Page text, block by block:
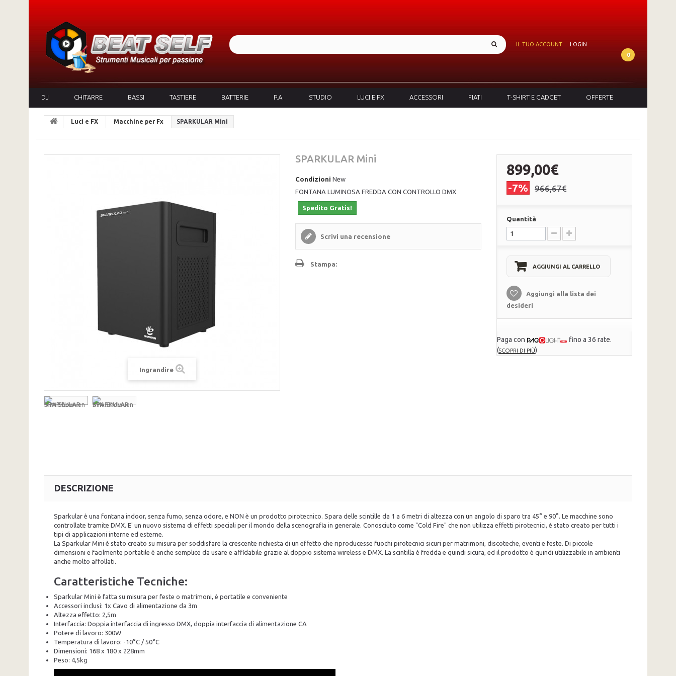
IL TUO ACCOUNT
LOGIN
0
DJ CHITARRE BASSI TASTIERE BATTERIE P.A. STUDIO LUCI E FX ACCESSORI FIATI T-SHIRT E GADGET OFFERTE
Luci e FX Macchine per Fx SPARKULAR Mini
Ingrandire
SPARKULAR Mini
Condizioni New
FONTANA LUMINOSA FREDDA CON CONTROLLO DMX
Spedito Gratis!
Scrivi una recensione
Stampa:
899,00€
-7% 966,67€
Quantità
AGGIUNGI AL CARRELLO
Aggiungi alla lista dei
desideri
Paga con
fino a 36 rate.
(SCOPRI DI PIÙ)
DESCRIZIONE
Sparkular è una fontana indoor, senza fumo, senza odore, e NON è un prodotto pirotecnico. Spara delle scintille da 1 a 6 metri di altezza con un angolo di sparo tra 45° e 90°. Le macchine sono
controllate tramite DMX. E' un nuovo sistema di effetti speciali per il mondo della scenografia in generale. Conosciuto come "Cold Fire" che non utilizza effetti pirotecnici, è stato creato per tutti i
tipi di applicazioni interne ed esterne.
La Sparkular Mini è stato creato su misura per soddisfare la crescente richiesta di un effetto che riproducesse fuochi pirotecnici sicuri per matrimoni, discoteche, eventi e feste. Di piccole
dimensioni e facilmente portatile è anche semplice da usare e affidabile grazie al doppio sistema wireless e DMX. La scintilla è fredda e quindi sicura, ed il prodotto è quindi utilizzabile in ambienti
anche molto affollati.
Caratteristiche Tecniche:
Sparkular Mini è fatta su misura per feste o matrimoni, è portatile e conveniente
Accessori inclusi: 1x Cavo di alimentazione da 3m
Altezza effetto: 2,5m
Interfaccia: Doppia interfaccia di ingresso DMX, doppia interfaccia di alimentazione CA
Potere di lavoro: 300W
Temperatura di lavoro: -10°C / 50°C
Dimensioni: 168 x 180 x 228mm
Peso: 4,5kg